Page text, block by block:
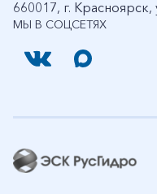
МЫ В СОЦСЕТЯХ
660017, г.